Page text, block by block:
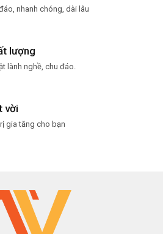
nhanh chóng, dài lâu
lượng
lành nghề, chu đáo.
vời
gia tăng cho bạn